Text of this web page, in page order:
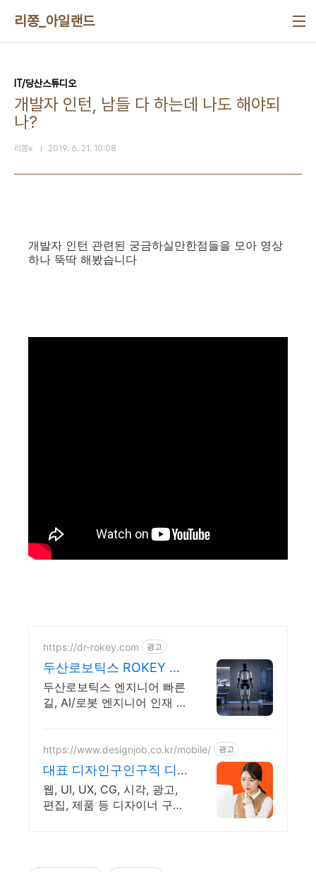
리쫑_아일랜드
IT/당산스튜디오
개발자 인턴, 남들 다 하는데 나도 해야되
나?
리쫑v 2019. 6. 21. 10:08
개발자 인턴 관련된 궁금하실만한점들을 모아 영상
하나 뚝딱 해봤습니다
https://dr-rokey.com 광고
두산로보틱스 ROKEY 두
산/미국 기업 인턴쉽
두산로보틱스 엔지니어 빠른
길, AI/로봇 엔지니어 인재 육
부터 컴퓨터비전까지!
https://www.designjob.co.kr/mobile/ 광고
대표 디자인구인구직 디
자인잡 대표 디자인 취업
포털
웹, UI, UX, CG, 시각, 광고,
편집, 제품 등 디자이너 구인